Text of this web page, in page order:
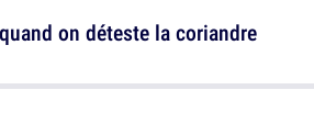
on déteste la coriandre